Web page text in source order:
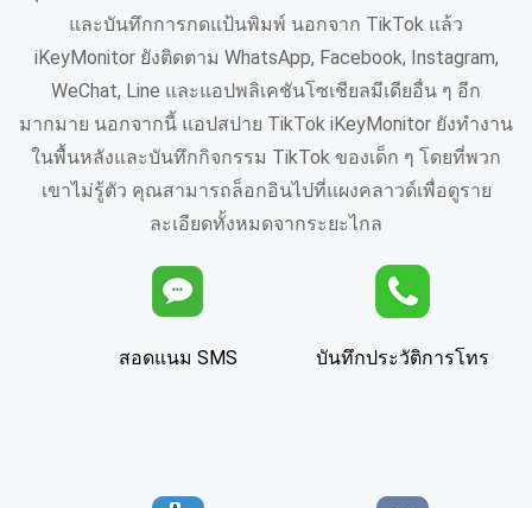
และบันทึกการกดแป้นพิมพ์ นอกจาก TikTok แล้ว
iKeyMonitor ยังติดตาม WhatsApp, Facebook, Instagram,
WeChat, Line และแอปพลิเคชันโซเชียลมีเดียอื่น ๆ อีก
มากมาย นอกจากนี้ แอปสปาย TikTok iKeyMonitor ยังทำงาน
ในพื้นหลังและบันทึกกิจกรรม TikTok ของเด็ก ๆ โดยที่พวก
เขาไม่รู้ตัว คุณสามารถล็อกอินไปที่แผงคลาวด์เพื่อดูราย
ละเอียดทั้งหมดจากระยะไกล
สอดแนม SMS บันทึกประวัติการโทร